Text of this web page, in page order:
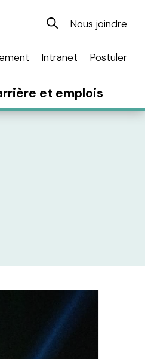
Nous joindre
Intranet Postuler
et emplois